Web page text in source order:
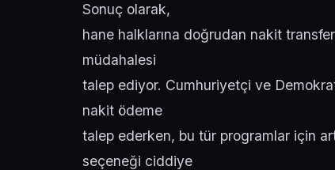
Sonuç olarak,
hane halklarına doğrudan nakit
müdahalesi
talep ediyor. Cumhuriyetçi ve
nakit ödeme
talep ederken, bu tür programlar için
seçeneği ciddiye